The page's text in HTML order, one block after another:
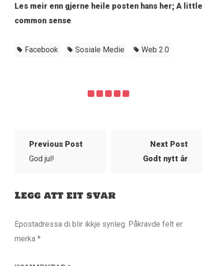
Les meir enn gjerne heile posten hans her; A little
common sense.
Facebook Sosiale Medie Web 2.0
Previous Post
God jul!
Next Post
Godt nytt år
Legg att eit svar
Epostadressa di blir ikkje synleg. Påkravde felt er
merka *